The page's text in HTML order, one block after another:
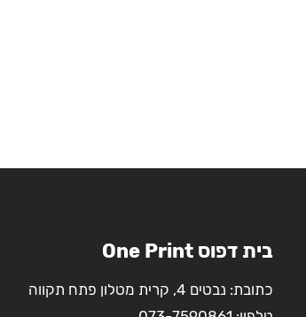
בית דפוס One Print
כתובת: נבטים 4, קרית מטלון פתח תקווה